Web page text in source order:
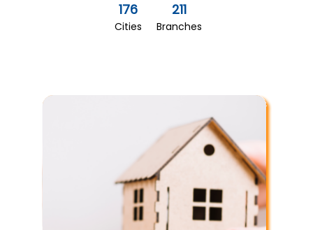
176
Cities
211
Branches